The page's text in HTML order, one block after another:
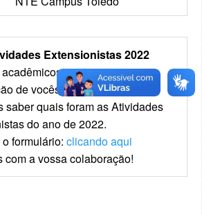
Extensionistas 2022
contamos com a
de vocês neste questionário.
saber quais foram as Atividades
do ano de 2022.
formulário: clicando aqui
com a vossa colaboração!